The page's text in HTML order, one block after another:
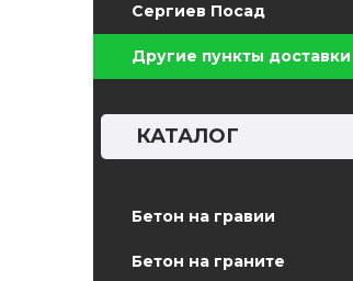
Сергиев Посад
Другие пункты доставки
КАТАЛОГ
Бетон на гравии
Бетон на граните